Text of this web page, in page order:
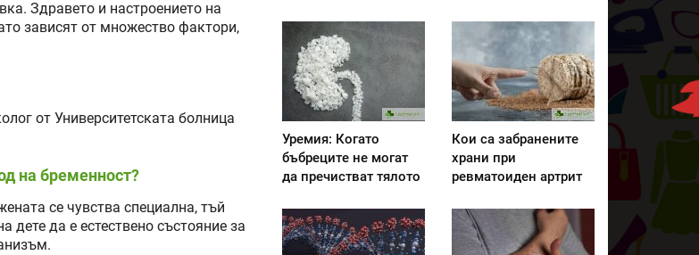
Здравето и настроението на
зависят от множество фактори,
от Университетската болница
на бременност?
се чувства специална, тъй
да е естествено състояние за
Уремия: Когато
бъбреците не могат
да пречистват тялото
Кои са забранените
храни при
ревматоиден артрит